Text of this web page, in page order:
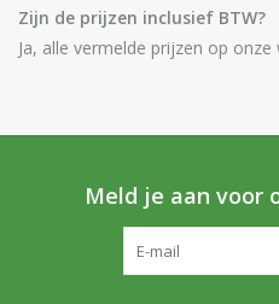
Blog
Zijn de prijzen inclusief BTW?
Ja, alle vermelde prijzen op
Meld je aan voor